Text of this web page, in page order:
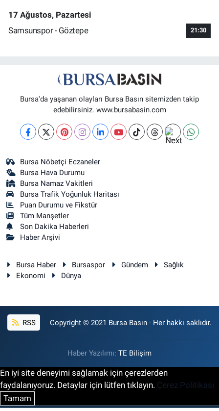
17 Ağustos, Pazartesi
Samsunspor - Göztepe
21:30
Bursa'da yaşanan olayları Bursa Basın sitemizden takip
edebilirsiniz. www.bursabasin.com
Bursa Nöbetçi Eczaneler
Bursa Hava Durumu
Bursa Namaz Vakitleri
Bursa Trafik Yoğunluk Haritası
Puan Durumu ve Fikstür
Tüm Manşetler
Son Dakika Haberleri
Haber Arşivi
Bursa Haber Bursaspor Gündem
Sağlık
Ekonomi
Dünya
RSS Copyright © 2021 Bursa Basın - Her hakkı saklıdır.
Haber Yazılımı: TE Bilişim
En iyi site deneyimi sağlamak için çerezlerden
faydalanıyoruz. Detaylar için lütfen tıklayın. Çerez Politikası
Tamam